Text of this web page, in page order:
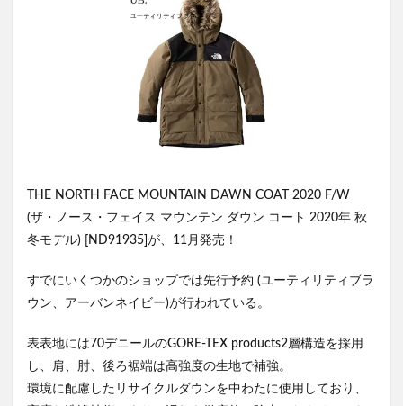
THE NORTH FACE MOUNTAIN DAWN COAT 2020 F/W
(ザ・ノース・フェイス マウンテン ダウン コート 2020年 秋
冬モデル) [ND91935]が、11月発売！
すでにいくつかのショップでは先行予約 (ユーティリティブラ
ウン、アーバンネイビー)が行われている。
表表地には70デニールのGORE-TEX products2層構造を採用
し、肩、肘、後ろ裾端は高強度の生地で補強。
環境に配慮したリサイクルダウンを中わたに使用しており、